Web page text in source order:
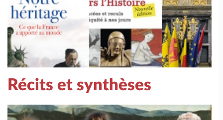
Récits et synthèses